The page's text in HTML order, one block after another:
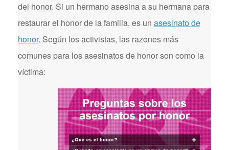
del honor. Si un hermano asesina a su hermana para
restaurar el honor de la familia, es un asesinato de
honor. Según los activistas, las razones más
comunes para los asesinatos de honor son como la
víctima: